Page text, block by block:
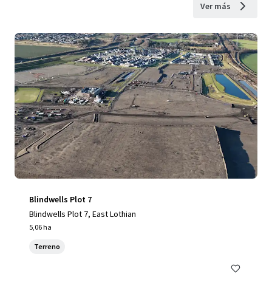
Ver más
Blindwells Plot 7
Blindwells Plot 7, East Lothian
5,06 ha
Terreno